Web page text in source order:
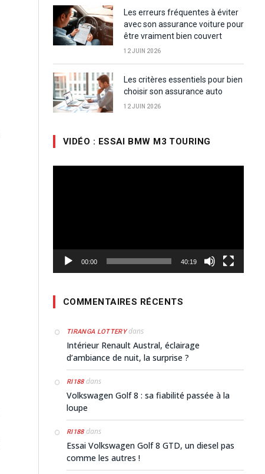
Les erreurs fréquentes à éviter
avec son assurance voiture pour
être vraiment bien couvert
12 JUIN 2026
Les critères essentiels pour bien
choisir son assurance auto
12 JUIN 2026
VIDÉO : ESSAI BMW M3 TOURING
00:00 40:19
COMMENTAIRES RÉCENTS
TIRANGA LOTTERYdans
Intérieur Renault Austral, éclairage
d’ambiance de nuit, la surprise ?
RI188dans
Volkswagen Golf 8 : sa fiabilité passée à la
loupe
RI188dans
Essai Volkswagen Golf 8 GTD, un diesel pas
comme les autres !